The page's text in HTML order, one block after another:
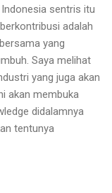
sentris itu
adalah
yang
Saya melihat
yang juga akan
akan membuka
didalamnya
tentunya